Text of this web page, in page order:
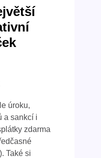
úroku,
a sankcí i
zdarma
Také si